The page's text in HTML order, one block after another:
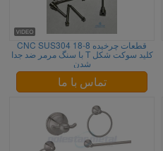
قطعات چرخیده CNC SUS304 18-8
کلید سوکت شکل T با سنگ مرمر ضد جدا
شدن
تماس با ما